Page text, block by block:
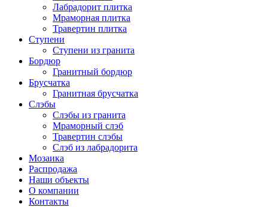
Лабрадорит плитка
Мраморная плитка
Травертин плитка
Ступени
Ступени из гранита
Бордюр
Гранитный бордюр
Брусчатка
Гранитная брусчатка
Слэбы
Слэбы из гранита
Мраморный слэб
Травертин слэбы
Слэб из лабрадорита
Мозаика
Распродажа
Наши объекты
О компании
Контакты